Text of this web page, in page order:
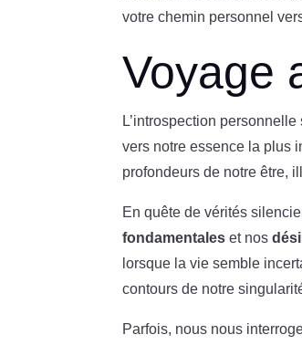
votre chemin personnel
Voyage
L’introspection
vers notre essence la plus
profondeurs de notre être,
En quête de vérités
fondamentales et nos
lorsque la vie semble
contours de notre
Parfois, nous nous